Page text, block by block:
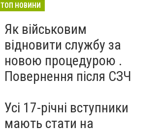
ТОП НОВИНИ
Як військовим
відновити службу за
новою процедурою .
Повернення після СЗЧ
Усі 17-річні вступники
мають стати на